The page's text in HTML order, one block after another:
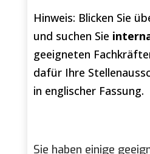
Hinweis: Blicken Sie
und suchen Sie
geeigneten
dafür Ihre
in englischer Fassung.
Sie haben einige